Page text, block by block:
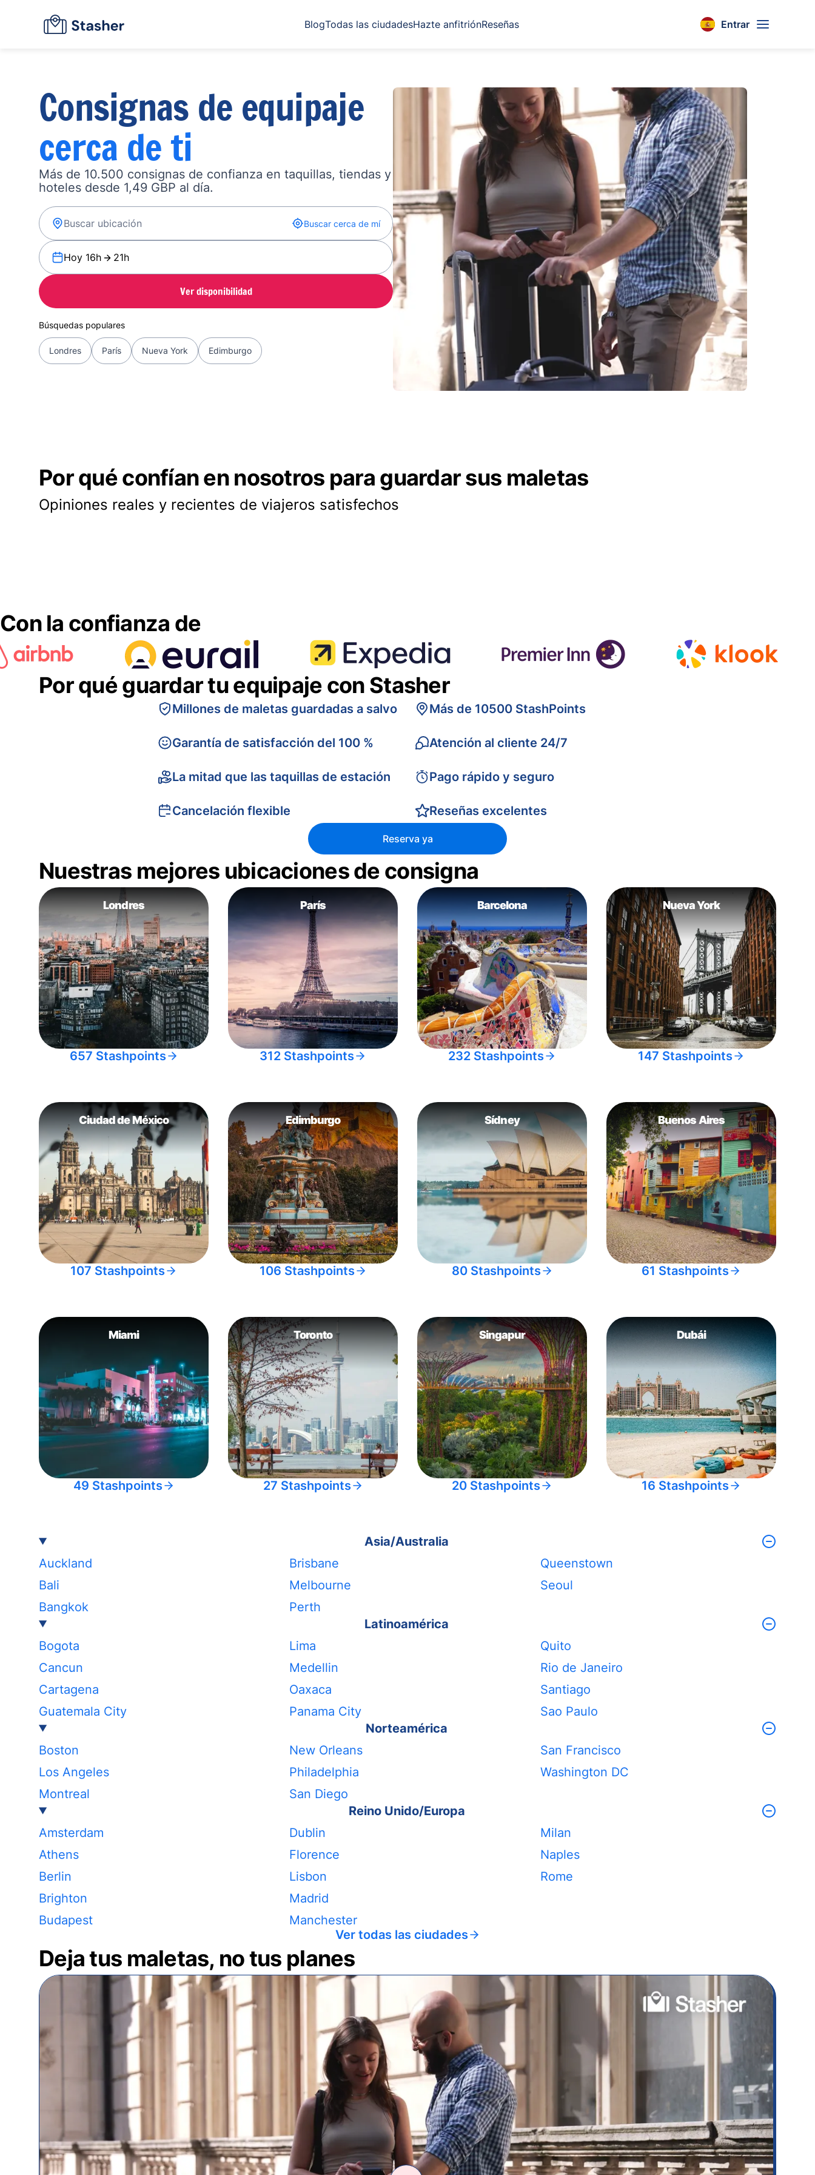
BlogTodas las ciudadesHazte anfitriónReseñas Entrar
Consignas de equipaje
cerca de ti
Más de 10.500 consignas de confianza en taquillas, tiendas y
hoteles desde 1,49 GBP al día.
Buscar cerca de mí
Hoy 16h 21h
Ver disponibilidad
Búsquedas populares
Londres París Nueva York Edimburgo
Por qué confían en nosotros para guardar sus maletas
Opiniones reales y recientes de viajeros satisfechos
Con la confianza de
Por qué guardar tu equipaje con Stasher
Millones de maletas guardadas a salvo
Garantía de satisfacción del 100 %
La mitad que las taquillas de estación
Cancelación flexible
Más de 10500 StashPoints
Atención al cliente 24/7
Pago rápido y seguro
Reseñas excelentes
Reserva ya
Nuestras mejores ubicaciones de consigna
Londres
657 Stashpoints
París
312 Stashpoints
Barcelona
232 Stashpoints
Nueva York
147 Stashpoints
Ciudad de México
107 Stashpoints
Edimburgo
106 Stashpoints
Sídney
80 Stashpoints
Buenos Aires
61 Stashpoints
Miami
49 Stashpoints
Toronto
27 Stashpoints
Singapur
20 Stashpoints
Dubái
16 Stashpoints
Asia/Australia
Auckland
Bali
Bangkok
Brisbane
Melbourne
Perth
Queenstown
Seoul
Latinoamérica
Bogota
Cancun
Cartagena
Guatemala City
Lima
Medellin
Oaxaca
Panama City
Quito
Rio de Janeiro
Santiago
Sao Paulo
Norteamérica
Boston
Los Angeles
Montreal
New Orleans
Philadelphia
San Diego
San Francisco
Washington DC
Reino Unido/Europa
Amsterdam
Athens
Berlin
Brighton
Budapest
Dublin
Florence
Lisbon
Madrid
Manchester
Milan
Naples
Rome
Ver todas las ciudades
Deja tus maletas, no tus planes